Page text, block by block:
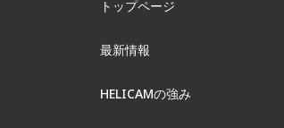
トップページ
最新情報
HELICAMの強み